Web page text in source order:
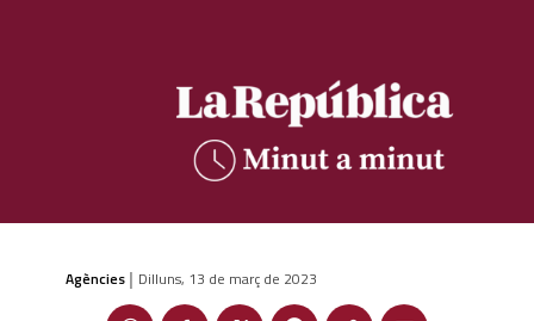
Agències | Dilluns, 13 de març de 2023